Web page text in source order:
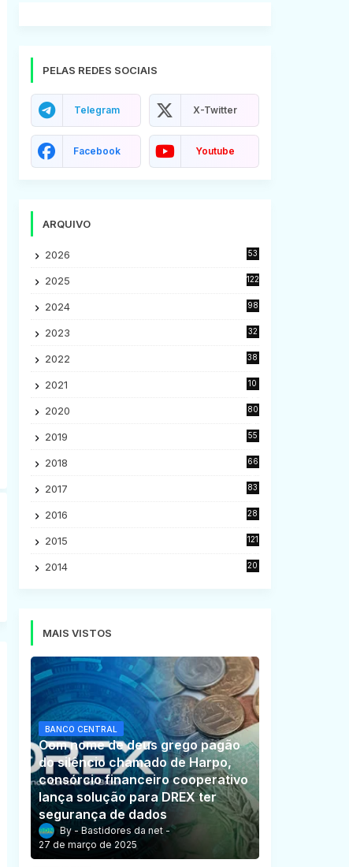
PELAS REDES SOCIAIS
Telegram X-Twitter
Facebook Youtube
ARQUIVO
2026 53
2025 122
2024 98
2023
32
2022
38
2021
10
2020
80
2019
55
2018
66
2017
83
2016
28
2015
121
2014
20
MAIS VISTOS
BANCO CENTRAL
Com nome de deus grego pagão
do silêncio chamado de Harpo,
consórcio financeiro cooperativo
lança solução para DREX ter
segurança de dados
Bastidores da net
27 de março de 2025